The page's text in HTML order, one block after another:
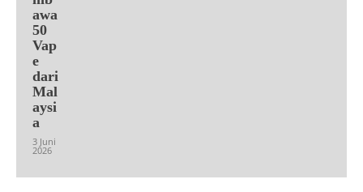
awa
50
Vap
e
dari
Mal
aysi
a
3 Juni
2026